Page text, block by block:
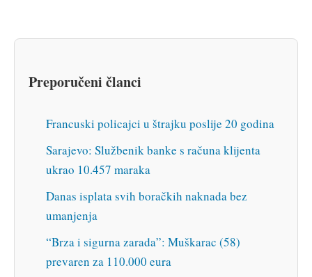
Preporučeni članci
Francuski policajci u štrajku poslije 20 godina
Sarajevo: Službenik banke s računa klijenta
ukrao 10.457 maraka
Danas isplata svih boračkih naknada bez
umanjenja
“Brza i sigurna zarada”: Muškarac (58)
prevaren za 110.000 eura